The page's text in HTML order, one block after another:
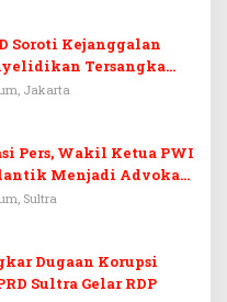
Soroti Kejanggalan
Tersangka
Jakarta
Pers, Wakil Ketua PWI
Menjadi Advokat
Sultra
Dugaan Korupsi
Sultra Gelar RDP